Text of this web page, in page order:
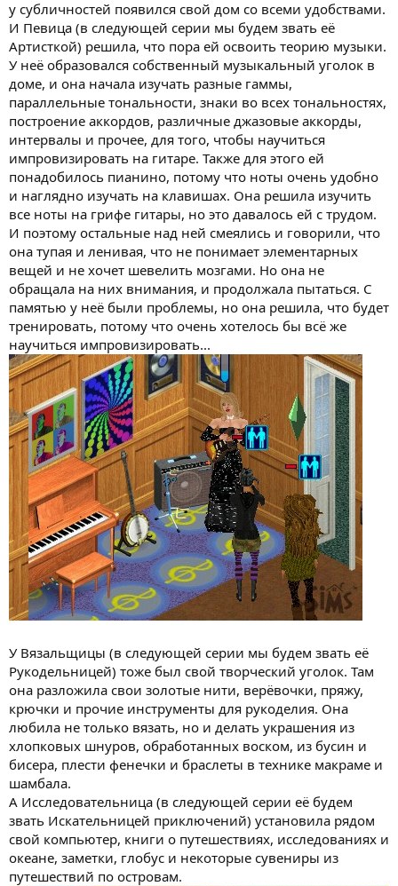
у субличностей появился свой дом со всеми удобствами.
И Певица (в следующей серии мы будем звать её
Артисткой) решила, что пора ей освоить теорию музыки.
У неё образовался собственный музыкальный уголок в
доме, и она начала изучать разные гаммы,
параллельные тональности, знаки во всех тональностях,
построение аккордов, различные джазовые аккорды,
интервалы и прочее, для того, чтобы научиться
импровизировать на гитаре. Также для этого ей
понадобилось пианино, потому что ноты очень удобно
и наглядно изучать на клавишах. Она решила изучить
все ноты на грифе гитары, но это давалось ей с трудом.
И поэтому остальные над ней смеялись и говорили, что
она тупая и ленивая, что не понимает элементарных
вещей и не хочет шевелить мозгами. Но она не
обращала на них внимания, и продолжала пытаться. С
памятью у неё были проблемы, но она решила, что будет
тренировать, потому что очень хотелось бы всё же
научиться импровизировать...
У Вязальщицы (в следующей серии мы будем звать её
Рукодельницей) тоже был свой творческий уголок. Там
она разложила свои золотые нити, верёвочки, пряжу,
крючки и прочие инструменты для рукоделия. Она
любила не только вязать, но и делать украшения из
хлопковых шнуров, обработанных воском, из бусин и
бисера, плести фенечки и браслеты в технике макраме и
шамбала.
А Исследовательница (в следующей серии её будем
звать Искательницей приключений) установила рядом
свой компьютер, книги о путешествиях, исследованиях и
океане, заметки, глобус и некоторые сувениры из
путешествий по островам.